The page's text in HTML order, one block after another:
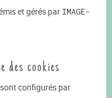
et gérés par IMAGE-
des cookies
configurés par